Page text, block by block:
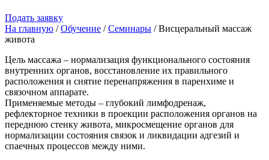
Подать заявку
На главную /Oбучение /Семинары / Висцеральный массаж
живота
Цель массажа – нормализация функционального состояния
внутренних органов, восстановление их правильного
расположения и снятие перенапряжения в паренхиме и
связочном аппарате.
Применяемые методы – глубокий лимфодренаж,
рефлекторное техники в проекции расположения органов на
переднюю стенку живота, микросмещение органов для
нормализации состояния связок и ликвидации адгезий и
спаечных процессов между ними.